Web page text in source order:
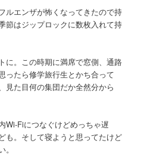
ルエンザが怖くなってきたので持
節はジップロックに数枚入れて持
に。この時期に満席で窓側、通路
ったら修学旅行生とかち合って
見た目何の集団だか全然分から
Wi-Fiにつなぐけどめっちゃ遅
も。そして寝ようと思ってたけど